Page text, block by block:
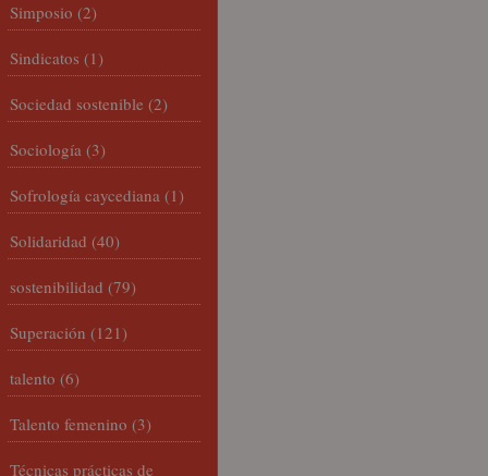
Simposio (2)
Sindicatos (1)
Sociedad sostenible (2)
Sociología (3)
Sofrología caycediana (1)
Solidaridad (40)
sostenibilidad (79)
Superación (121)
talento (6)
Talento femenino (3)
Técnicas prácticas de